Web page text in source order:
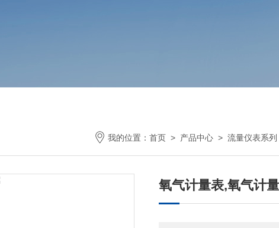
我的位置： 首页 > 产品中心 > 流量仪表系列
氧气计量表,氧气计